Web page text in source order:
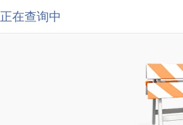
正在查询中